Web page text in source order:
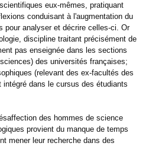
eux-mêmes, pratiquant
conduisant à l'augmentation du
pour analyser et décrire celles-ci. Or
discipline traitant précisément de
pas enseignée dans les sections
des universités françaises;
(relevant des ex-facultés des
intégré dans le cursus des étudiants
des hommes de science
provient du manque de temps
mener leur recherche dans des